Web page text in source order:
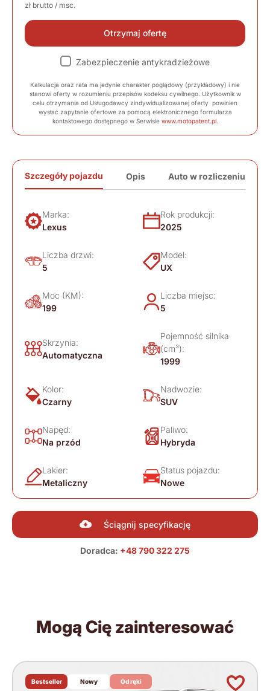
zł brutto / msc.
Otrzymaj ofertę
Zabezpieczenie antykradzieżowe
Kalkulacja oraz rata ma jedynie charakter poglądowy (przykładowy) i nie
stanowi oferty w rozumieniu przepisów kodeksu cywilnego. Użytkownik w
celu otrzymania od Usługodawcy zindywidualizowanej oferty powinien
wysłać zapytanie ofertowe za pomocą elektronicznego formularza
kontaktowego dostępnego w Serwisie www.motopatent.pl.
Szczegóły pojazdu Opis Auto w rozliczeniu
Marka:
Lexus
Rok produkcji:
2025
Liczba drzwi:
5
Model:
UX
Moc (KM):
199
Liczba miejsc:
5
Skrzynia:
Automatyczna
Pojemność silnika
(cm³):
1999
Kolor:
Czarny
Nadwozie:
SUV
Napęd:
Na przód
Paliwo:
Hybryda
Lakier:
Metaliczny
Status pojazdu:
Nowe
Ściągnij specyfikację
Doradca: +48 790 322 275
Mogą Cię zainteresować
Bestseller Nowy Od ręki